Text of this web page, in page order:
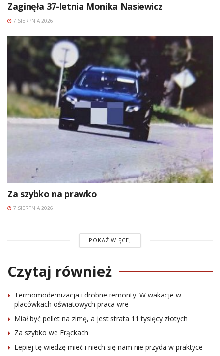
Zaginęła 37-letnia Monika Nasiewicz
7 SIERPNIA 2026
Za szybko na prawko
7 SIERPNIA 2026
POKAŻ WIĘCEJ
Czytaj również
Termomodernizacja i drobne remonty. W wakacje w
placówkach oświatowych praca wre
Miał być pellet na zimę, a jest strata 11 tysięcy złotych
Za szybko we Frąckach
Lepiej tę wiedzę mieć i niech się nam nie przyda w praktyce